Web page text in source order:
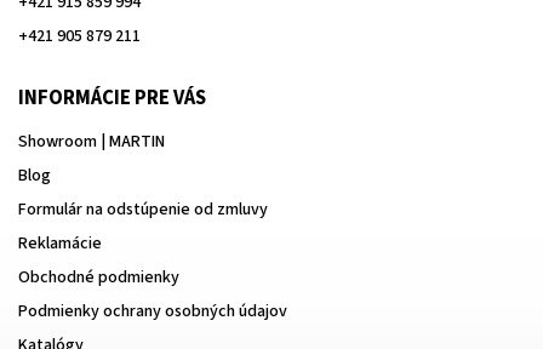
+421 905 879 211
INFORMÁCIE PRE VÁS
Showroom | MARTIN
Blog
Formulár na odstúpenie od zmluvy
Reklamácie
Obchodné podmienky
Podmienky ochrany osobných údajov